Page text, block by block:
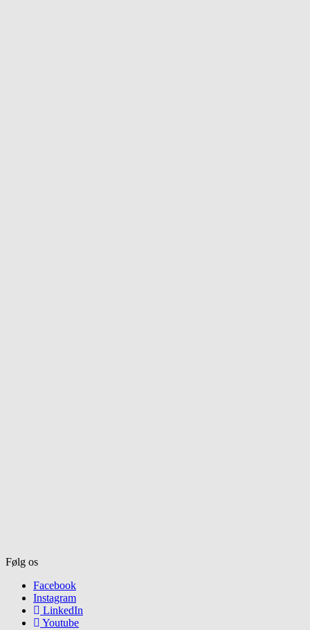
Følg os
Facebook
Instagram
LinkedIn
Youtube